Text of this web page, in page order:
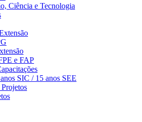
Ciência e Tecnologia
e FAP
SIC / 15 anos SEE